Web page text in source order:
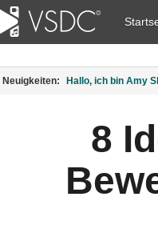
Neuigkeiten: Veröffentlicht von
8